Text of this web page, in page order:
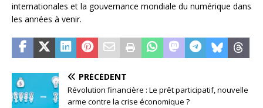
internationales et la gouvernance mondiale du numérique dans
les années à venir.
PRÉCÉDENT
Révolution financière : Le prêt participatif, nouvelle
arme contre la crise économique ?